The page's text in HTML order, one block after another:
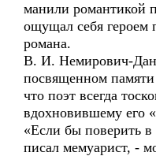
манили романтикой
ощущал себя героем
романа.
В. И. Немирович-
посвященном
что поэт всегда
вдохновившему его
«Если бы поверить
писал мемуарист, -